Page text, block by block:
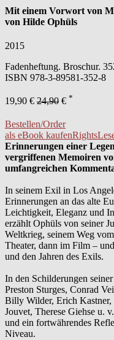
Mit einem Vorwort von
von Hilde Ophüls
2015
Fadenheftung. Broschur.
ISBN 978-3-89581-352-8
19,90 € 24,90 € *
Bestellen/Order
als eBook kaufenRights
Erinnerungen einer
vergriffenen Memoiren
umfangreichen
In seinem Exil in Los
Erinnerungen an das alte
Leichtigkeit, Eleganz und
erzählt Ophüls von seiner
Weltkrieg, seinem Weg
Theater, dann im Film –
und den Jahren des Exils.
In den Schilderungen
Preston Sturges, Conrad
Billy Wilder, Erich
Jouvet, Therese Giehse u.
und ein fortwährendes
Niveau.